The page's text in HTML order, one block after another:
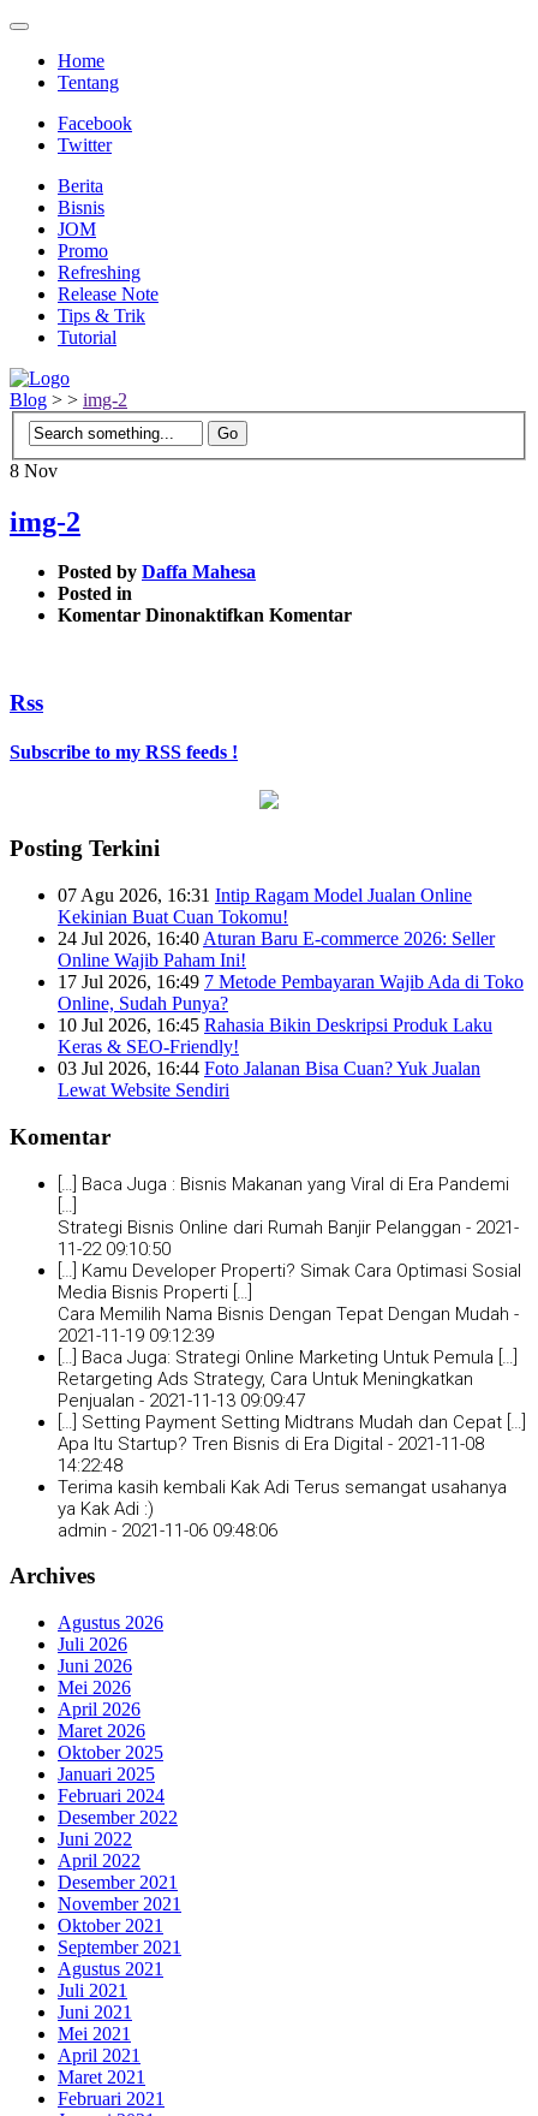
Home
Tentang
Facebook
Twitter
Berita
Bisnis
JOM
Promo
Refreshing
Release Note
Tips & Trik
Tutorial
Blog > > img-2
8 Nov
img-2
Posted by Daffa Mahesa
Posted in
Komentar Dinonaktifkan pada
Komentar
Rss
Subscribe to my RSS feeds !
Posting Terkini
07 Agu 2026, 16:31 Intip Ragam Model Jualan Online
Kekinian Buat Cuan Tokomu!
24 Jul 2026, 16:40 Aturan Baru E-commerce 2026: Seller
Online Wajib Paham Ini!
17 Jul 2026, 16:49 7 Metode Pembayaran Wajib Ada di Toko
Online, Sudah Punya?
10 Jul 2026, 16:45 Rahasia Bikin Deskripsi Produk Laku
Keras & SEO-Friendly!
03 Jul 2026, 16:44 Foto Jalanan Bisa Cuan? Yuk Jualan
Lewat Website Sendiri
Komentar
[…] Baca Juga : Bisnis Makanan yang Viral di Era Pandemi
Strategi Bisnis Online dari Rumah Banjir Pelanggan - 2021-
11-22 09:10:50
[…] Kamu Developer Properti? Simak Cara Optimasi Sosial
Media Bisnis Properti […]
Cara Memilih Nama Bisnis Dengan Tepat Dengan Mudah -
2021-11-19 09:12:39
[…] Baca Juga: Strategi Online Marketing Untuk Pemula […]
Retargeting Ads Strategy, Cara Untuk Meningkatkan
Penjualan - 2021-11-13 09:09:47
[…] Setting Payment Setting Midtrans Mudah dan Cepat […]
Apa Itu Startup? Tren Bisnis di Era Digital - 2021-11-08
14:22:48
Terima kasih kembali Kak Adi Terus semangat usahanya
ya Kak Adi :)
admin - 2021-11-06 09:48:06
Archives
Agustus 2026
Juli 2026
Juni 2026
Mei 2026
April 2026
Maret 2026
Oktober 2025
Januari 2025
Februari 2024
Desember 2022
Juni 2022
April 2022
Desember 2021
November 2021
Oktober 2021
September 2021
Agustus 2021
Juli 2021
Juni 2021
Mei 2021
April 2021
Maret 2021
Februari 2021